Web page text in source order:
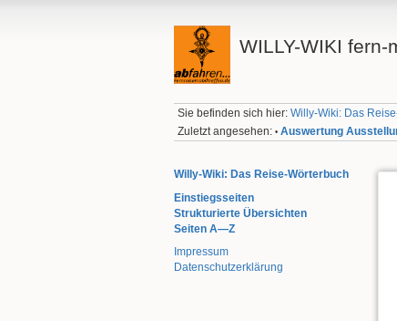
WILLY-WIKI fern-
Sie befinden sich hier:Willy-Wiki: Das
Zuletzt angesehen: • Auswertung
Willy-Wiki: Das Reise-Wörterbuch
Einstiegsseiten
Strukturierte Übersichten
Seiten A—Z
Impressum
Datenschutzerklärung